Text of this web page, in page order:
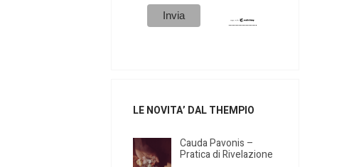
LE NOVITA’ DAL THEMPIO
Cauda Pavonis –
Pratica di Rivelazione